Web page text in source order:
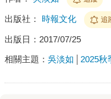
出版社： 時報文化 追
出版日： 2017/07/25
相關主題： 吳淡如 2025秋